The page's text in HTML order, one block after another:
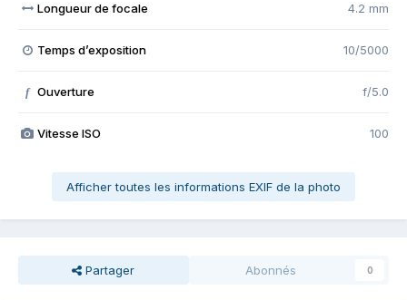
Longueur de focale 4.2 mm
Temps d’exposition 10/5000
f Ouverture f/5.0
Vitesse ISO 100
Afficher toutes les informations EXIF de la photo
Partager Abonnés 0